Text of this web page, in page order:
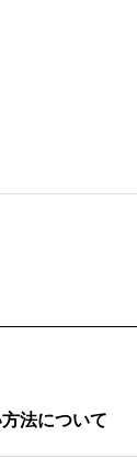
法について